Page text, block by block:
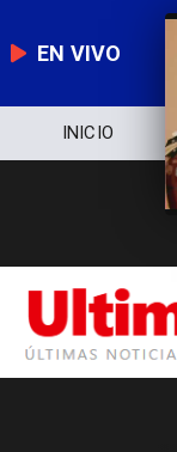
EN VIVO
INICIO